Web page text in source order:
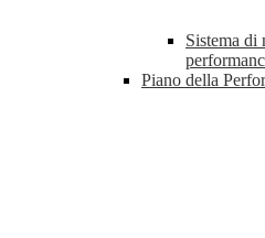
Sistema di
Piano della